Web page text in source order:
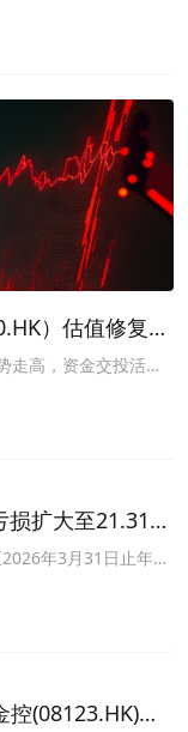
行股份总数约
亿股股份中拥有
截至发稿，涨
）估值修复可
走高，资金交投活跃
扩大至21.31亿
年3月31日止年
亏损28.18港仙。不
(08123.HK)涨